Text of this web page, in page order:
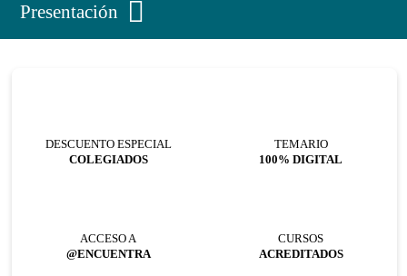
Presentación
DESCUENTO ESPECIAL
COLEGIADOS
TEMARIO
100% DIGITAL
ACCESO A
@ENCUENTRA
CURSOS
ACREDITADOS